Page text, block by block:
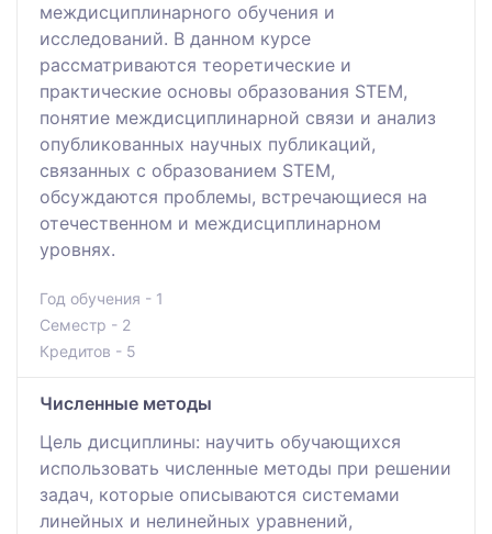
междисциплинарного обучения и
исследований. В данном курсе
рассматриваются теоретические и
практические основы образования STEM,
понятие междисциплинарной связи и анализ
опубликованных научных публикаций,
связанных с образованием STEM,
обсуждаются проблемы, встречающиеся на
отечественном и междисциплинарном
уровнях.
Год обучения - 1
Семестр - 2
Кредитов - 5
Численные методы
Цель дисциплины: научить обучающихся
использовать численные методы при решении
задач, которые описываются системами
линейных и нелинейных уравнений,